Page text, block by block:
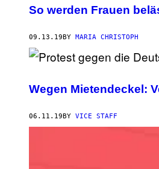
So werden Frauen
09.13.19BY MARIA CHRISTOPH
Wegen Mietendeckel:
06.11.19 BY VICE STAFF